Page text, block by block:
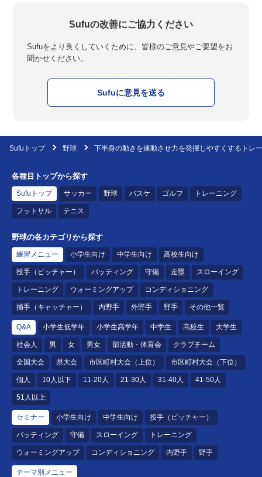
Sufuの改善にご協力ください
Sufuをより良くしていくために、皆様のご意見やご要望をお
聞かせください。
Sufuに意見を送る
Sufuトップ 野球 下半身の動きを連動させ力を発揮しやすくするトレ
各種目トップから探す
Sufuトップ サッカー 野球 バスケ ゴルフ トレーニング
フットサル テニス
野球の各カテゴリから探す
練習メニュー 小学生向け 中学生向け 高校生向け
投手（ピッチャー） バッティング 守備 走塁 スローイング
トレーニング ウォーミングアップ コンディショニング
捕手（キャッチャー） 内野手 外野手 野手 その他一覧
Q&A 小学生低学年 小学生高学年 中学生 高校生 大学生
社会人 男 女 男女 部活動・体育会 クラブチーム
全国大会 県大会 市区町村大会（上位） 市区町村大会（下位）
個人 10人以下 11-20人 21-30人 31-40人 41-50人
51人以上
セミナー 小学生向け 中学生向け 投手（ピッチャー）
バッティング 守備 スローイング トレーニング
ウォーミングアップ コンディショニング 内野手 野手
テーマ別メニュー